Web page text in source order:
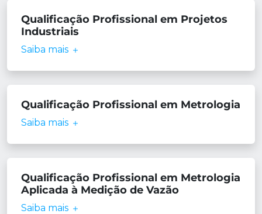
Qualificação Profissional em Projetos
Industriais
Saiba mais
Qualificação Profissional em Metrologia
Saiba mais
Qualificação Profissional em Metrologia
Aplicada à Medição de Vazão
Saiba mais